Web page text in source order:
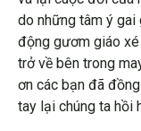
do những tâm ý gai
động gươm giáo
trở về bên trong
ơn các bạn đã
tay lại chúng ta hồi